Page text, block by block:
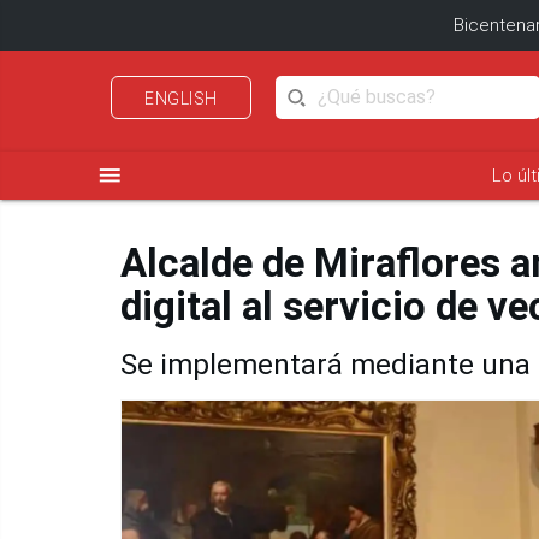
ENGLISH
menu Lo
Alcalde de Miraflores
digital al servicio de
Se implementará mediante